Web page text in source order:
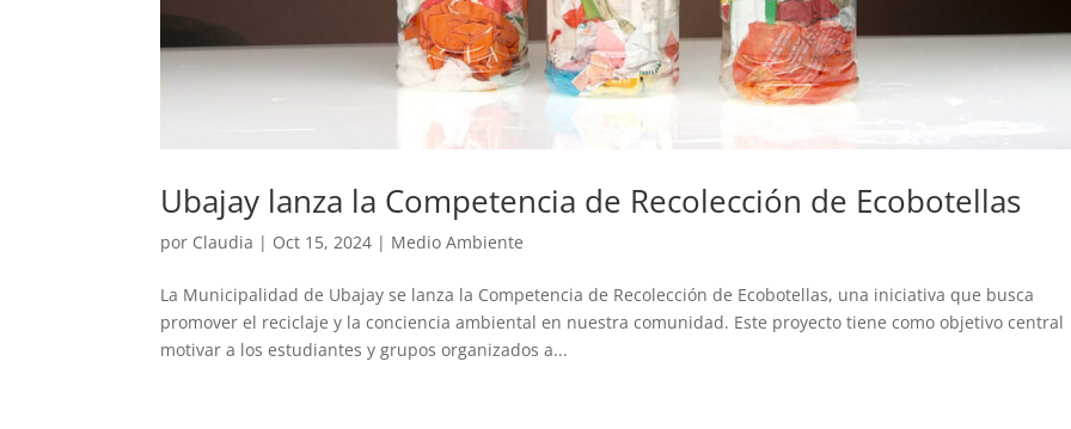
Ubajay lanza la Competencia de Recolección de Ecobotellas
por Claudia | Oct 15, 2024 | Medio Ambiente
La Municipalidad de Ubajay se lanza la Competencia de Recolección de Ecobotellas, una iniciativa que busca
promover el reciclaje y la conciencia ambiental en nuestra comunidad. Este proyecto tiene como objetivo central
motivar a los estudiantes y grupos organizados a...